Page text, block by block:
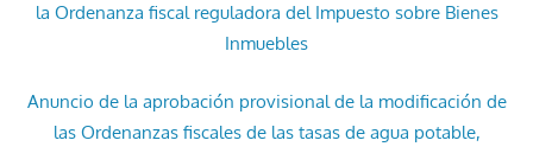
la Ordenanza fiscal reguladora del Impuesto sobre Bienes
Inmuebles
Anuncio de la aprobación provisional de la modificación de
las Ordenanzas fiscales de las tasas de agua potable,